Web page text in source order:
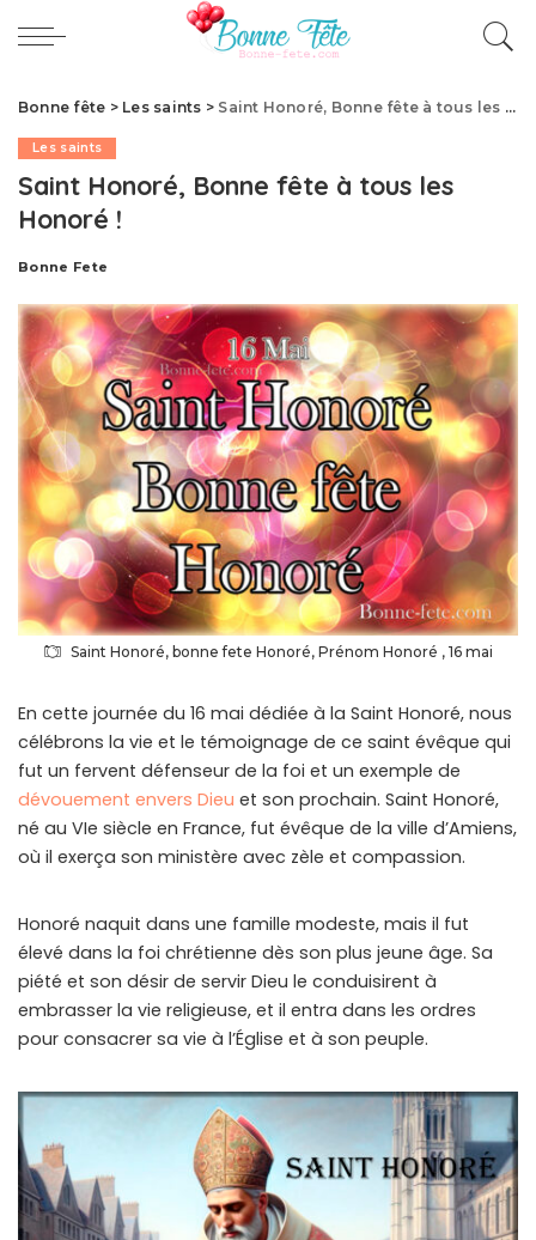
Bonne fête > Les saints > Saint Honoré, Bonne fête à tous les Honoré !
Les saints
Saint Honoré, Bonne fête à tous les
Honoré !
Publié
Bonne Fete
Saint Honoré, bonne fete Honoré, Prénom Honoré , 16 mai
En cette journée du 16 mai dédiée à la Saint Honoré, nous
célébrons la vie et le témoignage de ce saint évêque qui
fut un fervent défenseur de la foi et un exemple de
dévouement envers Dieu et son prochain. Saint Honoré,
né au VIe siècle en France, fut évêque de la ville d’Amiens,
où il exerça son ministère avec zèle et compassion.
Honoré naquit dans une famille modeste, mais il fut
élevé dans la foi chrétienne dès son plus jeune âge. Sa
piété et son désir de servir Dieu le conduisirent à
embrasser la vie religieuse, et il entra dans les ordres
pour consacrer sa vie à l’Église et à son peuple.